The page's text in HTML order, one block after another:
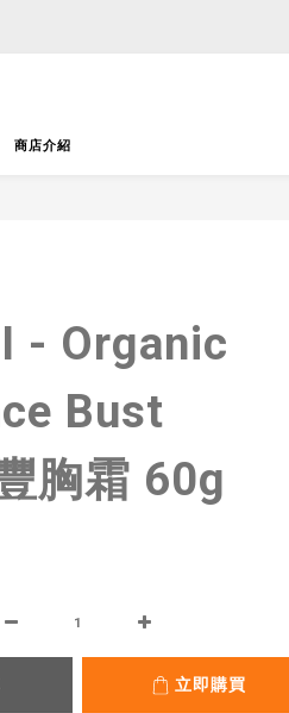
」推送。
商店介紹
- Organic
Bust
胸霜 60g
立即購買